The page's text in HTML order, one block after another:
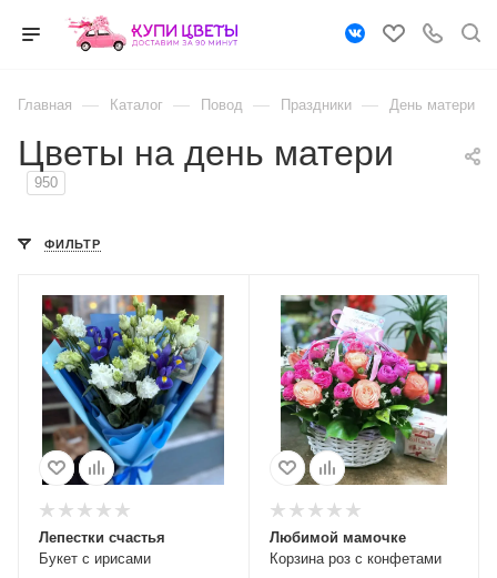
Главная — Каталог — Повод — Праздники — День матери
Цветы на день матери
950
ФИЛЬТР
Букет с ирисами
Лепестки счастья
Корзина роз с конфетами
Любимой мамочке